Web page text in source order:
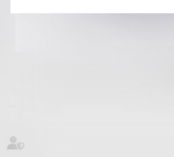
11 Place des Cinq Martyrs du